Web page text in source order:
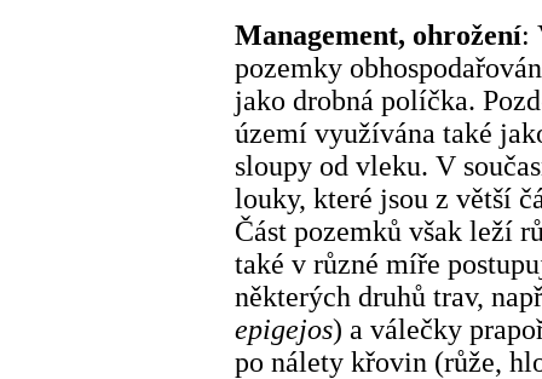
Management, ohrožení:
pozemky
jako drobná políčka.
území využívána také
sloupy od vleku. V
louky, které jsou z větší
Část pozemků však leží
také v různé míře
některých druhů trav,
epigejos) a válečky
po nálety křovin (růže,